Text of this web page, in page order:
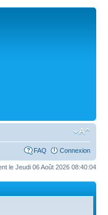
FAQ Connexion
le Jeudi 06 Août 2026 08:40:04